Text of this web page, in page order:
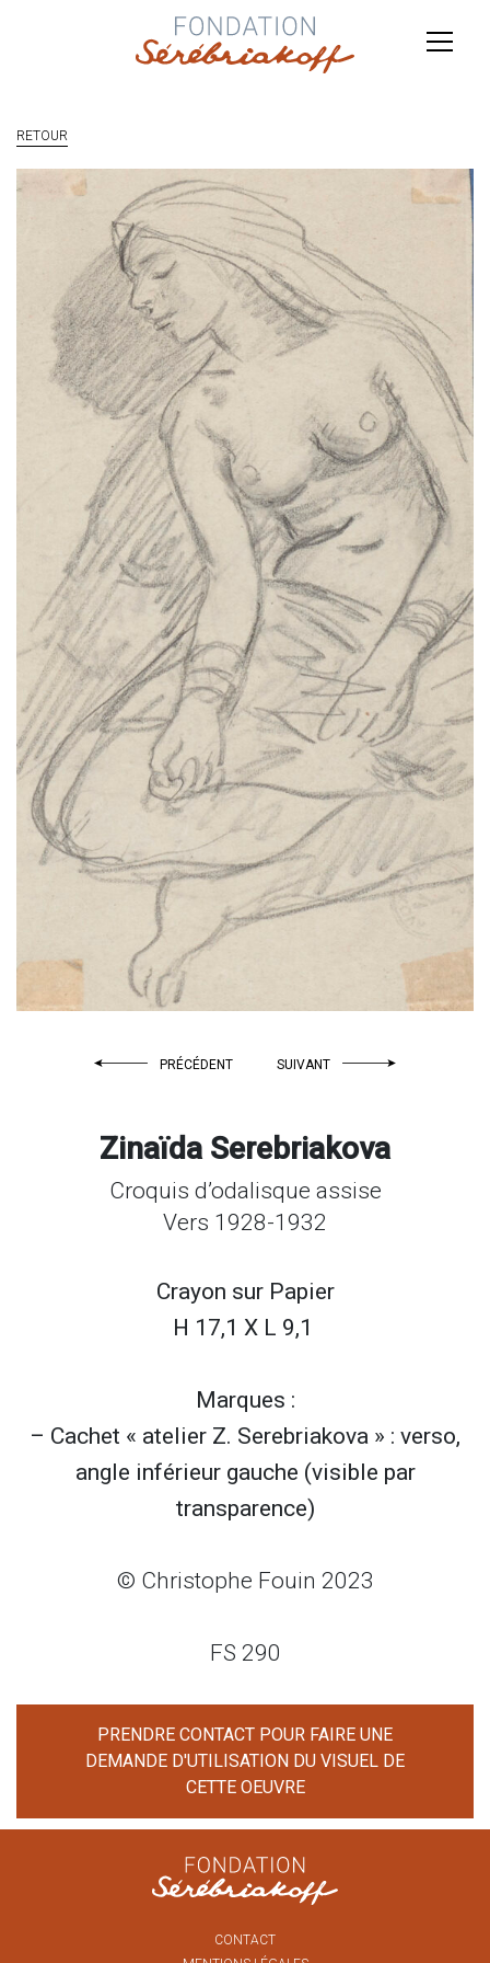
RETOUR
PRÉCÉDENT SUIVANT
Zinaïda Serebriakova
Croquis d’odalisque assise
Vers 1928-1932
Crayon surPapier
H 17,1 X L 9,1
Marques :
– Cachet « atelier Z. Serebriakova » : verso,
angle inférieur gauche (visible par
transparence)
© Christophe Fouin 2023
FS 290
PRENDRE CONTACT POUR FAIRE UNE
DEMANDE D'UTILISATION DU VISUEL DE
CETTE OEUVRE
CONTACT